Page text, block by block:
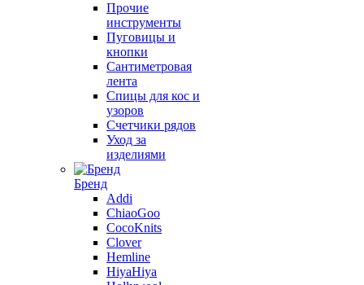
Прочие
инструменты
Пуговицы и
кнопки
Сантиметровая
лента
Спицы для кос и
узоров
Счетчики рядов
Уход за
изделиями
Бренд
Addi
ChiaoGoo
CocoKnits
Clover
Hemline
HiyaHiya